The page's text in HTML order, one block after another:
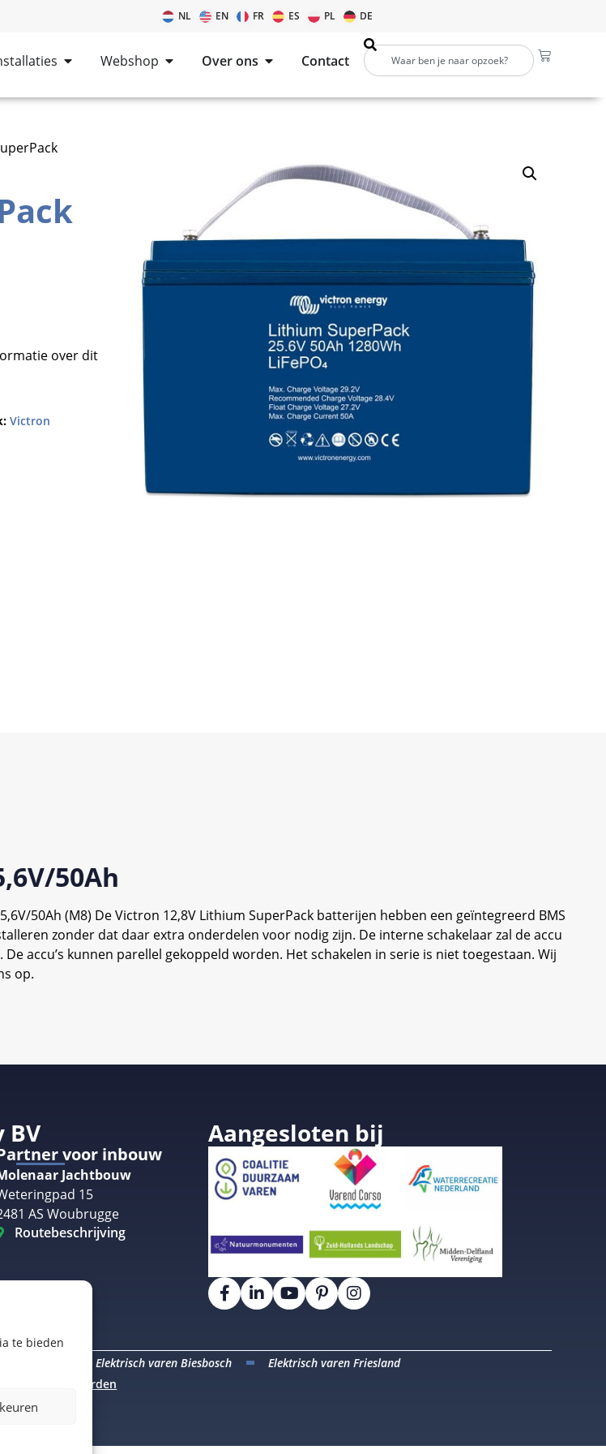
te bieden
NL EN FR ES PL DE
Webshop Over ons Contact
over dit
Victron
50Ah
50Ah (M8) De Victron 12,8V Lithium SuperPack batterijen hebben een geïntegreerd BMS
zonder dat daar extra onderdelen voor nodig zijn. De interne schakelaar zal de accu
accu’s kunnen parellel gekoppeld worden. Het schakelen in serie is niet toegestaan. Wij
op.
BV
voor inbouw
Jachtbouw
15
AS Woubrugge
Routebeschrijving
Aangesloten bij
Elektrisch varen Biesbosch
Elektrisch varen Friesland
voorwaarden